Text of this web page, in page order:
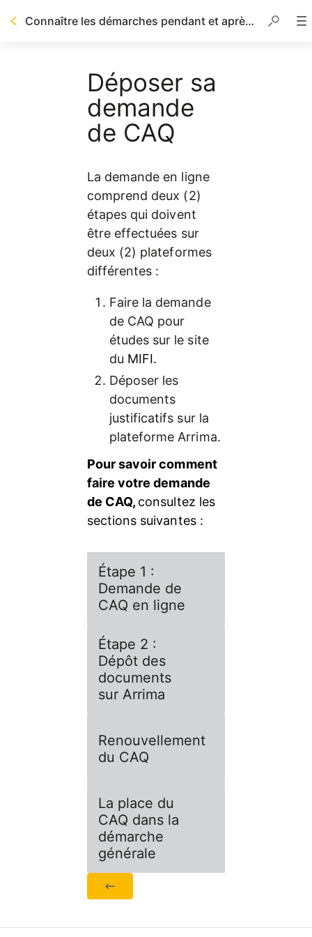
Connaître les démarches pendant et après les études
Déposer sa
demande
de CAQ
La demande en ligne
comprend deux (2)
étapes qui doivent
être effectuées sur
deux (2) plateformes
différentes :
Faire la demande
de CAQ pour
études sur le site
du MIFI.
Déposer les
documents
justificatifs sur la
plateforme Arrima.
Pour savoir comment
faire votre demande
de CAQ, consultez les
sections suivantes :
Étape 1 :
Demande de
CAQ en ligne
Étape 2 :
Dépôt des
documents
sur Arrima
Renouvellement
du CAQ
La place du
CAQ dans la
démarche
générale